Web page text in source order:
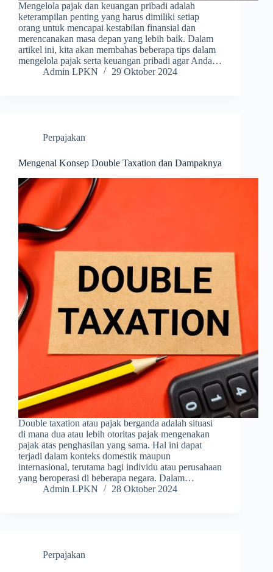
Mengelola pajak dan keuangan pribadi adalah
keterampilan penting yang harus dimiliki setiap
orang untuk mencapai kestabilan finansial dan
merencanakan masa depan yang lebih baik. Dalam
artikel ini, kita akan membahas beberapa tips dalam
mengelola pajak serta keuangan pribadi agar Anda…
Admin LPKN
29 Oktober 2024
Perpajakan
Mengenal Konsep Double Taxation dan Dampaknya
Double taxation atau pajak berganda adalah situasi
di mana dua atau lebih otoritas pajak mengenakan
pajak atas penghasilan yang sama. Hal ini dapat
terjadi dalam konteks domestik maupun
internasional, terutama bagi individu atau perusahaan
yang beroperasi di beberapa negara. Dalam…
Admin LPKN
28 Oktober 2024
Perpajakan